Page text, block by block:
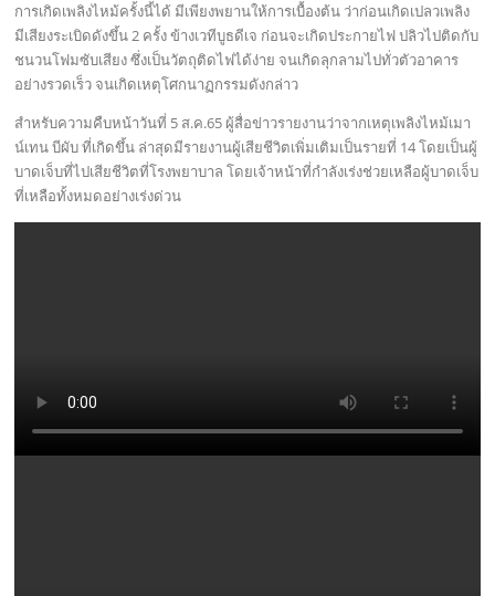
การเกิดเพลิงไหม้ครั้งนี้ได้ มีเพียงพยานให้การเบื้องต้น ว่าก่อนเกิดเปลวเพลิง
มีเสียงระเบิดดังขึ้น 2 ครั้ง ข้างเวทีบูธดีเจ ก่อนจะเกิดประกายไฟ ปลิวไปติดกับ
ชนวนโฟมซับเสียง ซึ่งเป็นวัตถุติดไฟได้ง่าย จนเกิดลุกลามไปทั่วตัวอาคาร
อย่างรวดเร็ว จนเกิดเหตุโศกนาฏกรรมดังกล่าว
สำหรับความคืบหน้าวันที่ 5 ส.ค.65 ผู้สื่อข่าวรายงานว่าจากเหตุเพลิงไหม้เมา
น์เทน บีผับ ที่เกิดขึ้น ล่าสุดมีรายงานผู้เสียชีวิตเพิ่มเติมเป็นรายที่ 14 โดยเป็นผู้
บาดเจ็บที่ไปเสียชีวิตที่โรงพยาบาล โดยเจ้าหน้าที่กำลังเร่งช่วยเหลือผู้บาดเจ็บ
ที่เหลือทั้งหมดอย่างเร่งด่วน